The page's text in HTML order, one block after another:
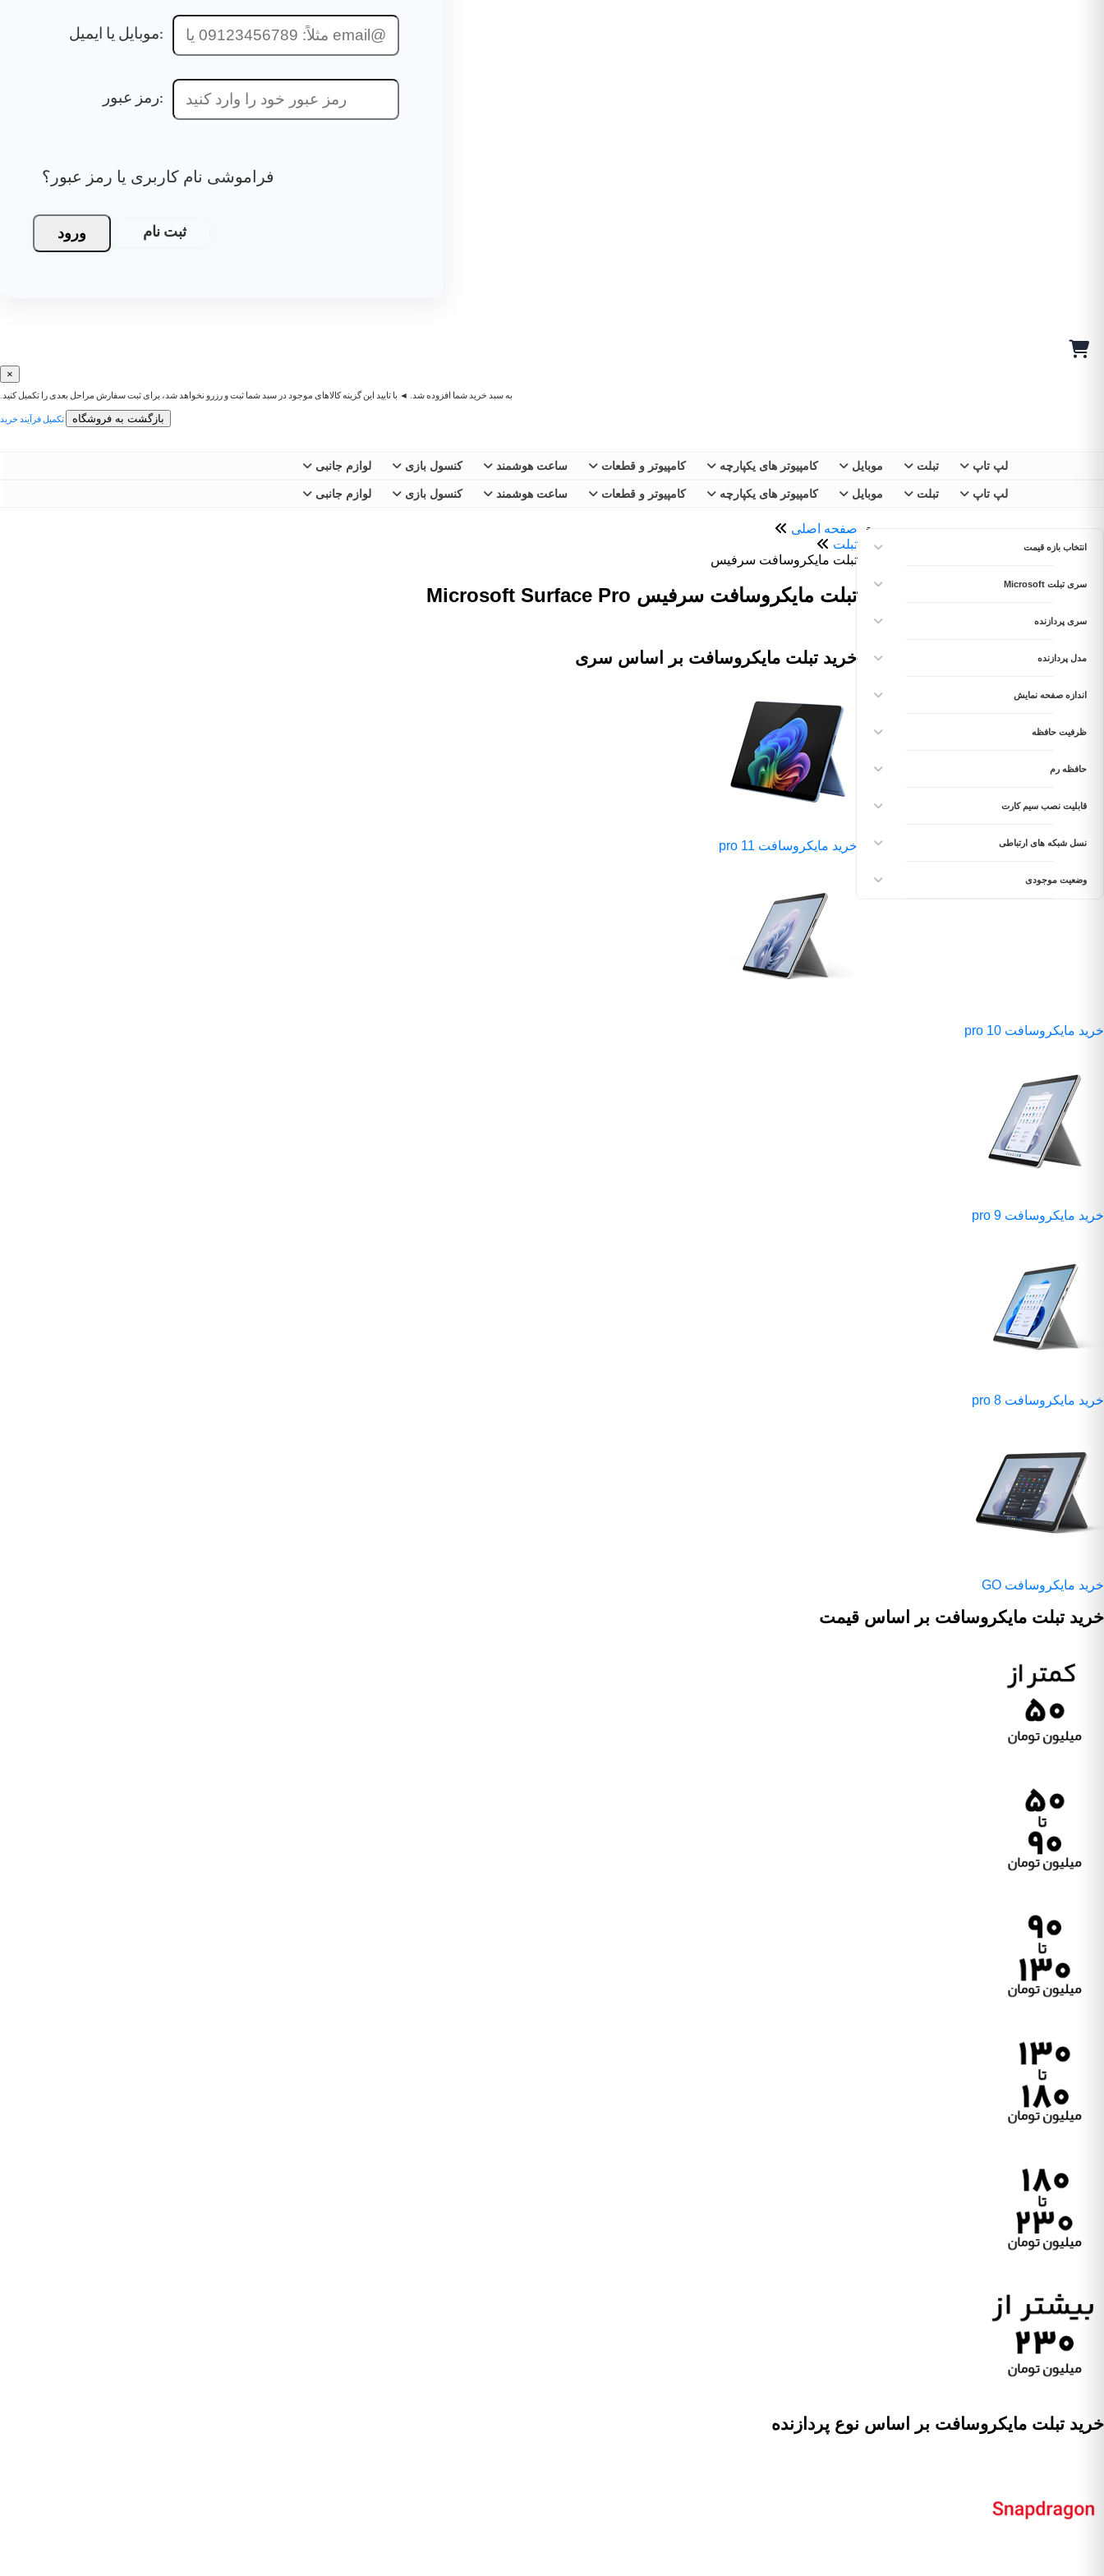
موبایل یا ایمیل:
رمز عبور:
فراموشی نام کاربری یا رمز عبور؟
ورود ثبت نام
×
به سبد خرید شما افزوده شد. ◄ با تایید این گزینه کالاهای موجود در سبد شما ثبت و رزرو نخواهد شد، برای ثبت سفارش مراحل بعدی را تکمیل کنید.
بازگشت به فروشگاه تکمیل فرآیند خرید
لپ تاپ تبلت موبایل کامپیوتر های یکپارچه کامپیوتر و قطعات ساعت هوشمند کنسول بازی لوازم جانبی
لپ تاپ تبلت موبایل کامپیوتر های یکپارچه کامپیوتر و قطعات ساعت هوشمند کنسول بازی لوازم جانبی
انتخاب بازه قیمت
سری تبلت Microsoft
سری پردازنده
مدل پردازنده
اندازه صفحه نمایش
ظرفیت حافظه
حافظه رم
قابلیت نصب سیم کارت
نسل شبکه های ارتباطی
وضعیت موجودی
صفحه اصلی
تبلت
تبلت مایکروسافت سرفیس
تبلت مایکروسافت سرفیس Microsoft Surface Pro
خرید تبلت مایکروسافت بر اساس سری
خرید مایکروسافت pro 11
خرید مایکروسافت pro 10
خرید مایکروسافت pro 9
خرید مایکروسافت pro 8
خرید مایکروسافت GO
خرید تبلت مایکروسافت بر اساس قیمت
خرید تبلت مایکروسافت بر اساس نوع پردازنده